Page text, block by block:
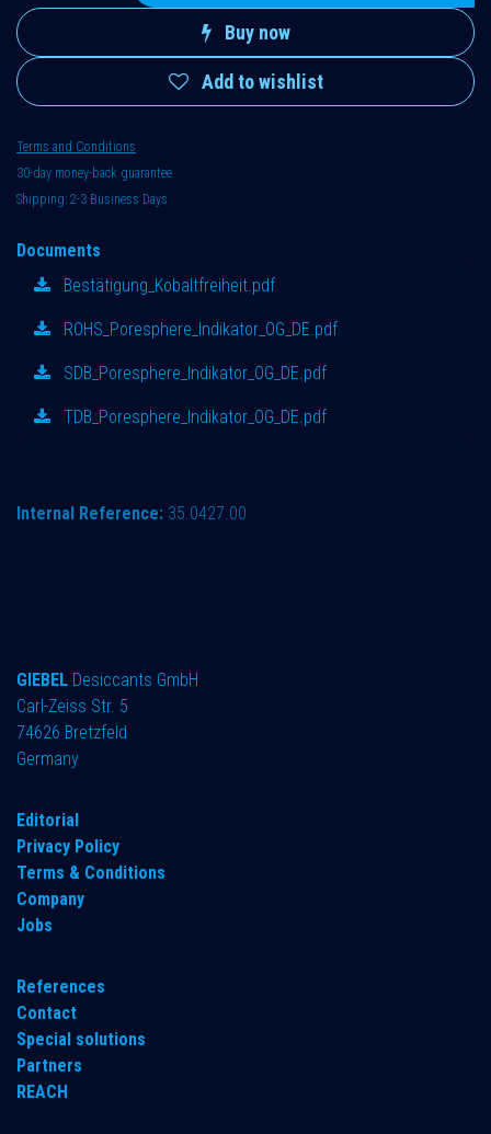
Buy now
Add to wishlist
Terms and Conditions
30-day money-back guarantee
Shipping: 2-3 Business Days
Documents
Bestätigung_Kobaltfreiheit.pdf
ROHS_Poresphere_Indikator_OG_DE.pdf
SDB_Poresphere_Indikator_OG_DE.pdf
TDB_Poresphere_Indikator_OG_DE.pdf
Internal Reference: 35.0427.00
GIEBEL Desiccants GmbH
Carl-Zeiss Str. 5
74626 Bretzfeld
Germany
​Editorial
Privacy Policy
Terms & Conditions
Company
Jobs
References
Contact
Special solutions
Partners
REACH